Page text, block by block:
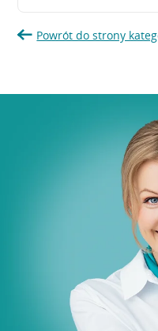
Powrót do strony